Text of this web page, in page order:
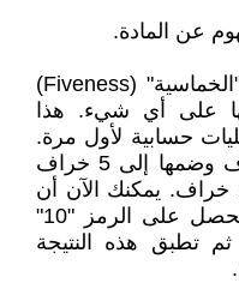
عن المادة.
لقد أدرك العراقيون القدماء أن "الخماسية" (Fiveness)
على أي شيء. هذا
حسابية لأول مرة.
لم تعد بحاجة إلى إحضار 5 خراف وضمها إلى 5 خراف
أخرى لتعرف أن المجموع هو 10 خراف. يمكنك الآن أن
تجمع الرمز "5" مع الرمز "5" لتحصل على الرمز "10"
تطبق هذه النتيجة